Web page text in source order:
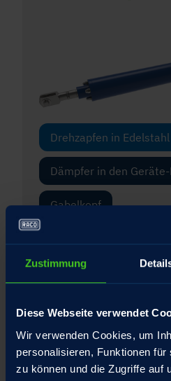
Zustimmung
Diese Webseite verwendet
Wir verwenden Cookies, um
personalisieren, Funktionen
zu können und die Zugriffe auf
Drehzapfen in Edelstahl
Dämpfer in den
Gabelkopf
Integrierte
Spindelmutter
Umschlagbolzen
Schubrohr